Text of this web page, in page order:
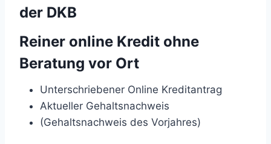
der DKB
Reiner online Kredit ohne
Beratung vor Ort
Unterschriebener Online Kreditantrag
Aktueller Gehaltsnachweis
(Gehaltsnachweis des Vorjahres)